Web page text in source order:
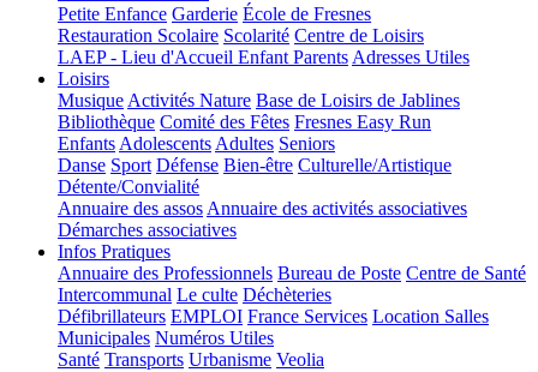
Petite Enfance Garderie École de Fresnes
Restauration Scolaire Scolarité Centre de Loisirs
LAEP - Lieu d'Accueil Enfant ParentsAdresses Utiles
Loisirs
MusiqueActivités Nature Base de Loisirs de Jablines
Bibliothèque Comité des Fêtes Fresnes Easy Run
EnfantsAdolescentsAdultes Seniors
Danse Sport Défense Bien-être Culturelle/Artistique
Détente/Convialité
Annuaire des assosAnnuaire des activités associatives
Démarches associatives
Infos Pratiques
Annuaire des Professionnels Bureau de Poste Centre de Santé
Intercommunal Le culte Déchèteries
Défibrillateurs EMPLOI France Services Location Salles
Municipales Numéros Utiles
Santé Transports Urbanisme Veolia